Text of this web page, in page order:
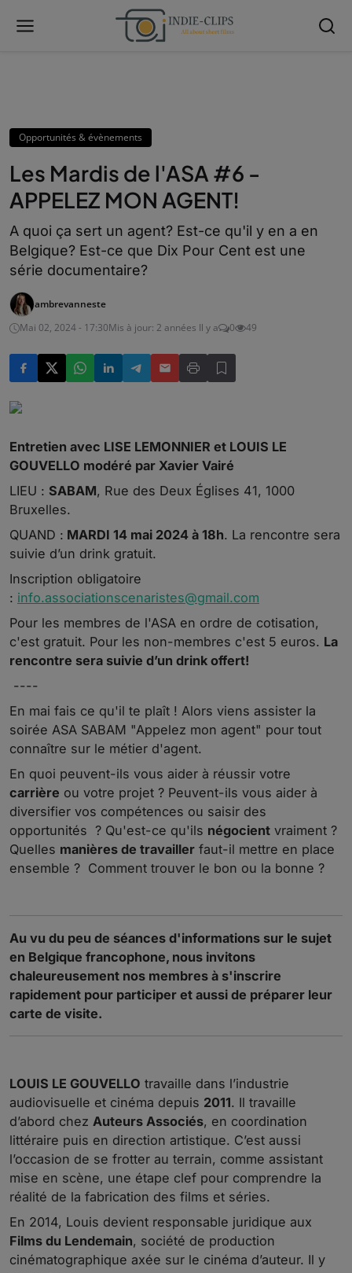
Opportunités & évènements
Les Mardis de l'ASA #6 -
APPELEZ MON AGENT!
A quoi ça sert un agent? Est-ce qu'il y en a en
Belgique? Est-ce que Dix Pour Cent est une
série documentaire?
ambrevanneste
Mai 02, 2024 - 17:30Mis à jour: 2 années Il y a 0 49
Entretien avec LISE LEMONNIER et LOUIS LE
GOUVELLO modéré par Xavier Vairé
LIEU : SABAM, Rue des Deux Églises 41, 1000
Bruxelles.
QUAND : MARDI 14 mai 2024 à 18h. La rencontre sera
suivie d’un drink gratuit.
Inscription obligatoire
: info.associationscenaristes@gmail.com
Pour les membres de l'ASA en ordre de cotisation,
c'est gratuit. Pour les non-membres c'est 5 euros. La
rencontre sera suivie d’un drink offert!
----
En mai fais ce qu'il te plaît ! Alors viens assister la
soirée ASA SABAM "Appelez mon agent" pour tout
connaître sur le métier d'agent.
En quoi peuvent-ils vous aider à réussir votre
carrière ou votre projet ? Peuvent-ils vous aider à
diversifier vos compétences ou saisir des
opportunités ? Qu'est-ce qu'ils négocient vraiment ?
Quelles manières de travailler faut-il mettre en place
ensemble ? Comment trouver le bon ou la bonne ?
Au vu du peu de séances d'informations sur le sujet
en Belgique francophone, nous invitons
chaleureusement nos membres à s'inscrire
rapidement pour participer et aussi de préparer leur
carte de visite.
LOUIS LE GOUVELLO travaille dans l’industrie
audiovisuelle et cinéma depuis 2011. Il travaille
d’abord chez Auteurs Associés, en coordination
littéraire puis en direction artistique. C’est aussi
l’occasion de se frotter au terrain, comme assistant
mise en scène, une étape clef pour comprendre la
réalité de la fabrication des films et séries.
En 2014, Louis devient responsable juridique aux
Films du Lendemain, société de production
cinématographique axée sur le cinéma d’auteur. Il y